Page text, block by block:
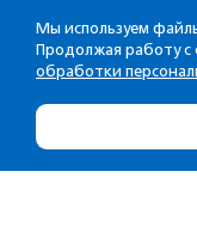
Мы используем
Продолжая работу с
обработки